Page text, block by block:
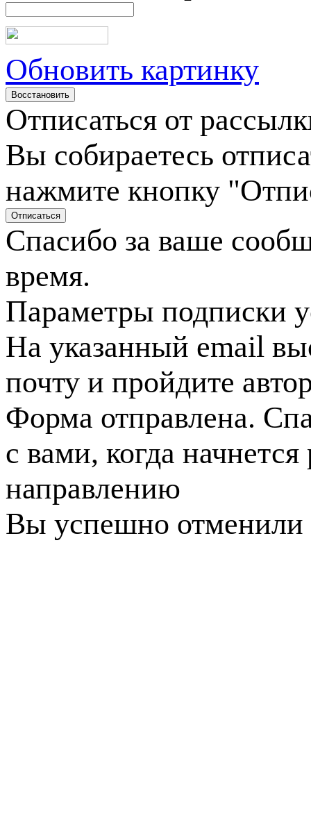
Обновить картинку
Отписаться от
Вы собираетесь
нажмите кнопку
Спасибо за ваше
время.
Параметры подписки
На указанный email
почту и пройдите
Форма отправлена.
с вами, когда
направлению
Вы успешно отменили